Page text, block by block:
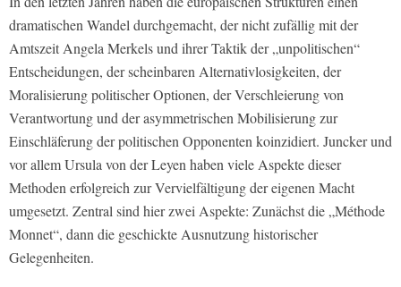
dramatischen Wandel durchgemacht, der nicht zufällig mit der
Amtszeit Angela Merkels und ihrer Taktik der „unpolitischen“
Entscheidungen, der scheinbaren Alternativlosigkeiten, der
Moralisierung politischer Optionen, der Verschleierung von
Verantwortung und der asymmetrischen Mobilisierung zur
Einschläferung der politischen Opponenten koinzidiert. Juncker und
vor allem Ursula von der Leyen haben viele Aspekte dieser
Methoden erfolgreich zur Vervielfältigung der eigenen Macht
umgesetzt. Zentral sind hier zwei Aspekte: Zunächst die „Méthode
Monnet“, dann die geschickte Ausnutzung historischer
Gelegenheiten.